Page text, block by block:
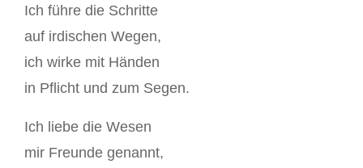
Ich führe die Schritte
auf irdischen Wegen,
ich wirke mit Händen
in Pflicht und zum Segen.
Ich liebe die Wesen
mir Freunde genannt,